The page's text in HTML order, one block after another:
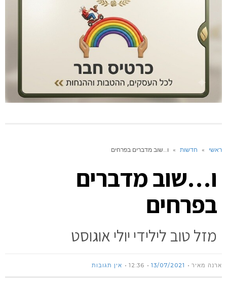
ראשי » חדשות » ו…שוב מדברים בפרחים
ו…שוב מדברים
בפרחים
מזל טוב לילידי יולי אוגוסט
ארנה מאיר 13/07/2021
12:36 אין תגובות